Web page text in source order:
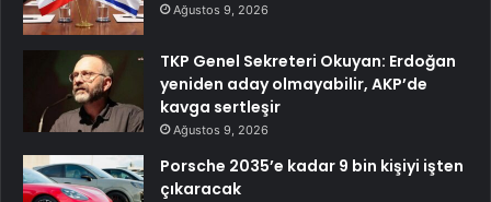
Ağustos 9, 2026
TKP Genel Sekreteri Okuyan: Erdoğan
yeniden aday olmayabilir, AKP’de
kavga sertleşir
Ağustos 9, 2026
Porsche 2035’e kadar 9 bin kişiyi işten
çıkaracak